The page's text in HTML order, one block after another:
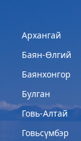
Архангай
Баян-Өлгий
Баянхонгор
Булган
Говь-Алтай
Говьсүмбэр